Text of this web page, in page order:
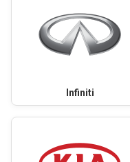
Infiniti